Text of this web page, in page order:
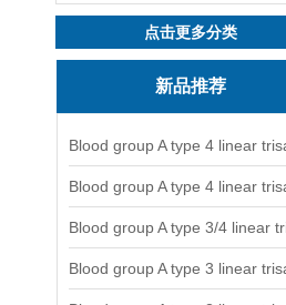
点击更多分类
新品推荐